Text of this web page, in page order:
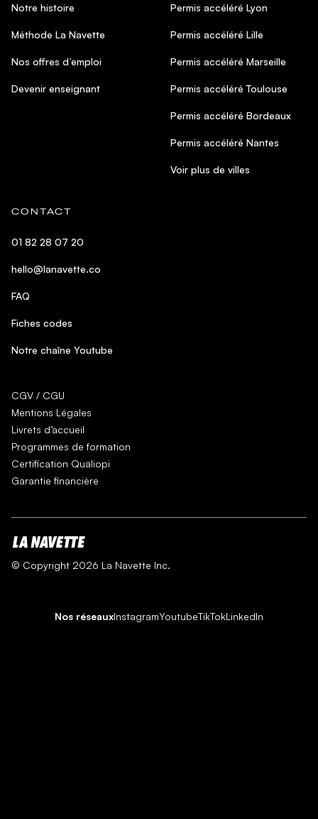
Notre histoire
Méthode La Navette
Nos offres d’emploi
Devenir enseignant
Permis accéléré Lyon
Permis accéléré Lille
Permis accéléré Marseille
Permis accéléré Toulouse
Permis accéléré Bordeaux
Permis accéléré Nantes
Voir plus de villes
CONTACT
01 82 28 07 20
hello@lanavette.co
FAQ
Fiches codes
Notre chaîne Youtube
CGV / CGU
Mentions Légales
Livrets d’accueil
Programmes de formation
Certification Qualiopi
Garantie financière
© Copyright 2026 La Navette Inc.
Nos réseauxInstagramYoutubeTikTokLinkedIn